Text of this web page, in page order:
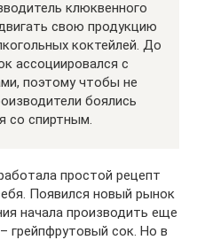
клюквенного
свою продукцию
коктейлей. До
ассоциировался с
поэтому чтобы не
боялись
со спиртным.
простой рецепт
Появился новый рынок
начала производить еще
грейпфрутовый сок. Но в